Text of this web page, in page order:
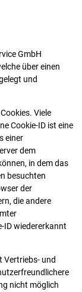
GmbH
über einen
und
Viele
Cookie-ID ist eine
einer
dem
in dem das
besuchten
der
die andere
ID wiedererkannt
Vertriebs- und
nicht möglich